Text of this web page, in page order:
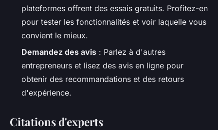
plateformes offrent des essais gratuits. Profitez-en
pour tester les fonctionnalités et voir laquelle vous
convient le mieux.
Demandez des avis : Parlez à d'autres
entrepreneurs et lisez des avis en ligne pour
obtenir des recommandations et des retours
d'expérience.
Citations d'experts